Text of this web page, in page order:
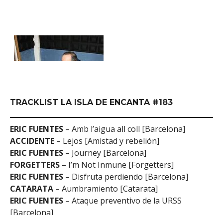
TRACKLIST LA ISLA DE ENCANTA #183
ERIC FUENTES– Amb l’aigua all coll [Barcelona]
ACCIDENTE– Lejos [Amistad y rebelión]
ERIC FUENTES– Journey [Barcelona]
FORGETTERS– I’m Not Inmune [Forgetters]
ERIC FUENTES– Disfruta perdiendo [Barcelona]
CATARATA– Aumbramiento [Catarata]
ERIC FUENTES– Ataque preventivo de la URSS
[Barcelona]